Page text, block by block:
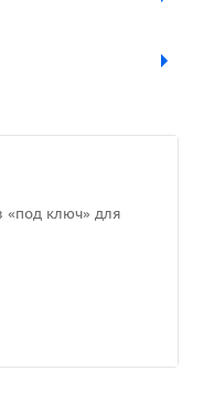
«под ключ» для